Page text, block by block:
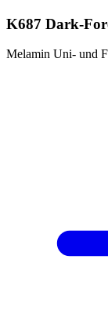
K687 Dark-
Melamin Uni- und